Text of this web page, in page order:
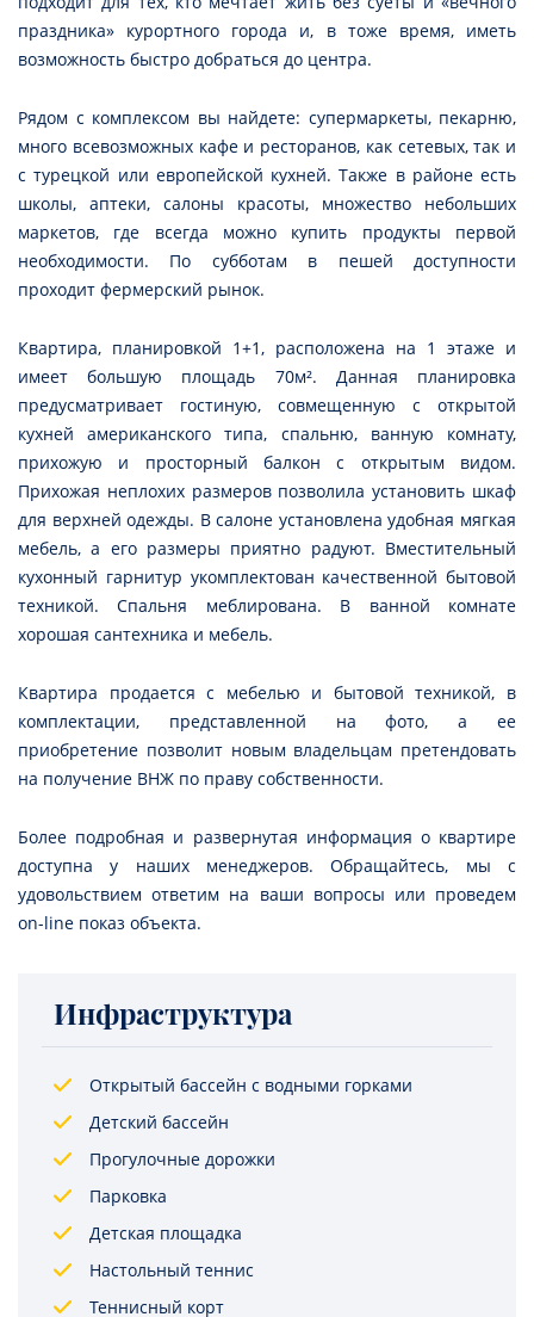
праздника» курортного города и, в тоже время, иметь
возможность быстро добраться до центра.
Рядом с комплексом вы найдете: супермаркеты, пекарню,
много всевозможных кафе и ресторанов, как сетевых, так и
с турецкой или европейской кухней. Также в районе есть
школы, аптеки, салоны красоты, множество небольших
маркетов, где всегда можно купить продукты первой
необходимости. По субботам в пешей доступности
проходит фермерский рынок.
Квартира, планировкой 1+1, расположена на 1 этаже и
имеет большую площадь 70м². Данная планировка
предусматривает гостиную, совмещенную с открытой
кухней американского типа, спальню, ванную комнату,
прихожую и просторный балкон с открытым видом.
Прихожая неплохих размеров позволила установить шкаф
для верхней одежды. В салоне установлена удобная мягкая
мебель, а его размеры приятно радуют. Вместительный
кухонный гарнитур укомплектован качественной бытовой
техникой. Спальня меблирована. В ванной комнате
хорошая сантехника и мебель.
Квартира продается с мебелью и бытовой техникой, в
комплектации, представленной на фото, а ее
приобретение позволит новым владельцам претендовать
на получение ВНЖ по праву собственности.
Более подробная и развернутая информация о квартире
доступна у наших менеджеров. Обращайтесь, мы с
удовольствием ответим на ваши вопросы или проведем
on-line показ объекта.
Инфраструктура
Открытый бассейн с водными горками
Детский бассейн
Прогулочные дорожки
Парковка
Детская площадка
Настольный теннис
Теннисный корт